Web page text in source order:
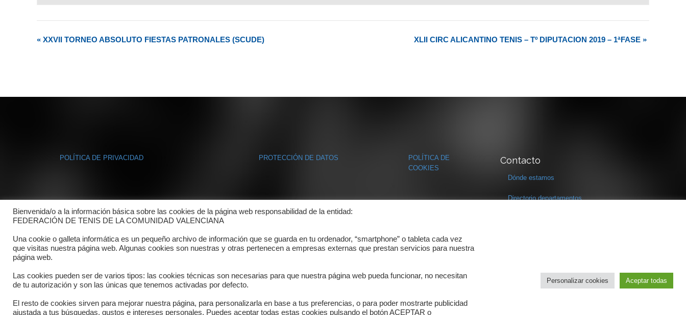
« XXVII TORNEO ABSOLUTO FIESTAS PATRONALES (SCUDE) XLII CIRC ALICANTINO TENIS – Tº DIPUTACION 2019 – 1ªFASE »
POLÍTICA DE PRIVACIDAD PROTECCIÓN DE DATOS
POLÍTICA DE
COOKIES
Contacto
Dónde estamos
Directorio departamentos
Bienvenida/o a la información básica sobre las cookies de la página web responsabilidad de la entidad:
FEDERACIÓN DE TENIS DE LA COMUNIDAD VALENCIANA
Una cookie o galleta informática es un pequeño archivo de información que se guarda en tu ordenador, “smartphone” o tableta cada vez
que visitas nuestra página web. Algunas cookies son nuestras y otras pertenecen a empresas externas que prestan servicios para nuestra
página web.
Las cookies pueden ser de varios tipos: las cookies técnicas son necesarias para que nuestra página web pueda funcionar, no necesitan
de tu autorización y son las únicas que tenemos activadas por defecto.
El resto de cookies sirven para mejorar nuestra página, para personalizarla en base a tus preferencias, o para poder mostrarte publicidad
ajustada a tus búsquedas, gustos e intereses personales. Puedes aceptar todas estas cookies pulsando el botón ACEPTAR o
Personalizar cookies Aceptar todas